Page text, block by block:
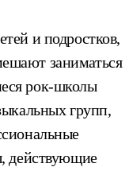
и подростков,
заниматься
рок-школы
групп,
действующие